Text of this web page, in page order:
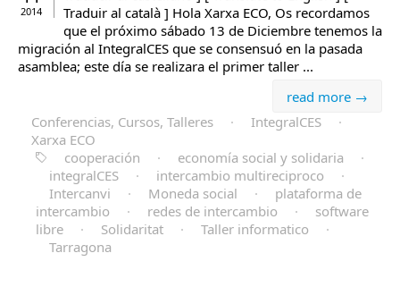
2014
Traduir al català ] Hola Xarxa ECO, Os recordamos
que el próximo sábado 13 de Diciembre tenemos la
migración al IntegralCES que se consensuó en la pasada
asamblea; este día se realizara el primer taller ...
read more →
Conferencias, Cursos, Talleres
· IntegralCES
·
Xarxa ECO
cooperación
· economía social y solidaria
·
integralCES
· intercambio multireciproco
·
Intercanvi
· Moneda social ·
plataforma de
intercambio
· redes de intercambio ·
software
libre
· Solidaritat · Taller informatico
·
Tarragona